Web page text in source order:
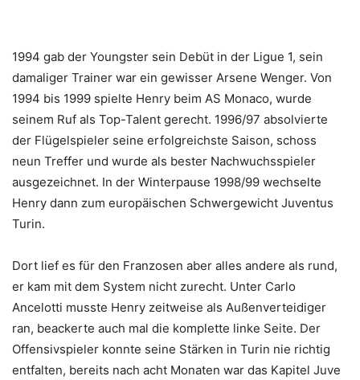
1994 gab der Youngster sein Debüt in der Ligue 1, sein
damaliger Trainer war ein gewisser Arsene Wenger. Von
1994 bis 1999 spielte Henry beim AS Monaco, wurde
seinem Ruf als Top-Talent gerecht. 1996/97 absolvierte
der Flügelspieler seine erfolgreichste Saison, schoss
neun Treffer und wurde als bester Nachwuchsspieler
ausgezeichnet. In der Winterpause 1998/99 wechselte
Henry dann zum europäischen Schwergewicht Juventus
Turin.
Dort lief es für den Franzosen aber alles andere als rund,
er kam mit dem System nicht zurecht. Unter Carlo
Ancelotti musste Henry zeitweise als Außenverteidiger
ran, beackerte auch mal die komplette linke Seite. Der
Offensivspieler konnte seine Stärken in Turin nie richtig
entfalten, bereits nach acht Monaten war das Kapitel Juve